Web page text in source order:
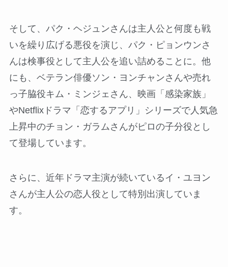
そして、パク・ヘジュンさんは主人公と何度も戦
いを繰り広げる悪役を演じ、パク・ピョンウンさ
んは検事役として主人公を追い詰めることに。他
にも、ベテラン俳優ソン・ヨンチャンさんや売れ
っ子脇役キム・ミンジェさん、映画「感染家族」
やNetflixドラマ「恋するアプリ」シリーズで人気急
上昇中のチョン・ガラムさんがピロの子分役とし
て登場しています。
さらに、近年ドラマ主演が続いているイ・ユヨン
さんが主人公の恋人役として特別出演していま
す。